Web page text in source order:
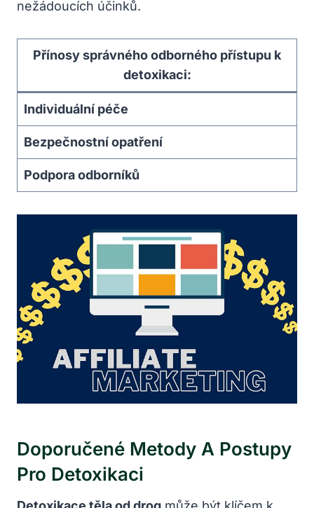
nežádoucích účinků.
Přínosy správného odborného přístupu k
detoxikaci:
Individuální péče
Bezpečnostní opatření
Podpora odborníků
Doporučené Metody A Postupy
Pro Detoxikaci